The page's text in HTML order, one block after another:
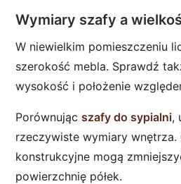
Wymiary szafy a
W niewielkim pomieszczeniu
szerokość mebla. Sprawdź
wysokość i położenie
Porównującszafy do sypialni,
rzeczywiste wymiary wnętrza.
konstrukcyjne mogą
powierzchnię półek.